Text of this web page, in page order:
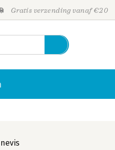
Gratis verzending vanaf €20
Personen